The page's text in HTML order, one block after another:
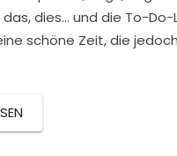
das, dies… und die To-
schöne Zeit, die